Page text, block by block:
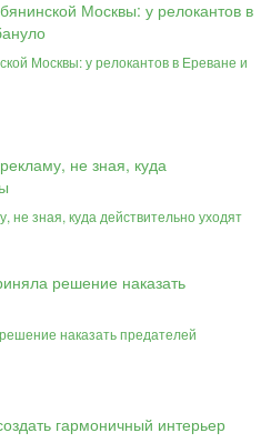
Москвы: у релокантов в Ереване и
не зная, куда действительно уходят
наказать предателей